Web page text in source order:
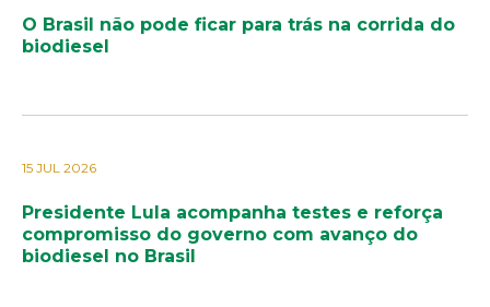
O Brasil não pode ficar para trás na corrida do
biodiesel
15 JUL 2026
Presidente Lula acompanha testes e reforça
compromisso do governo com avanço do
biodiesel no Brasil